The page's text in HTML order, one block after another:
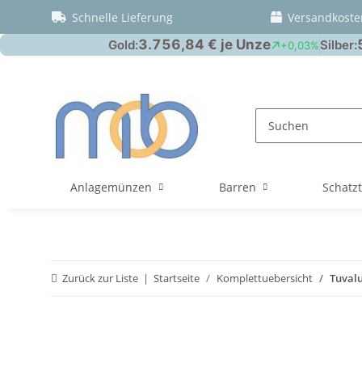
Schnelle Lieferung
Anlagemünzen Barren
Zurück zur Liste Startseite Komplettuebersicht